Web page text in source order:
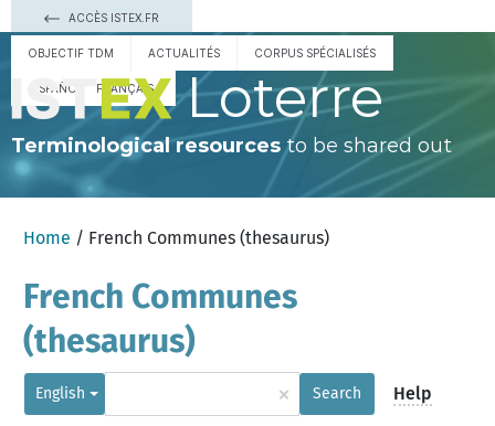
ACCÈS ISTEX.FR
OBJECTIF TDM ACTUALITÉS CORPUS SPÉCIALISÉS
ESPAÑOL FRANÇAIS Loterre
Terminological resourcesto be shared out
Home / French Communes (thesaurus)
French Communes
(thesaurus)
English × Search Help